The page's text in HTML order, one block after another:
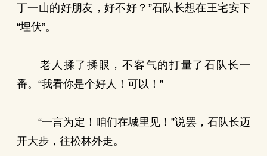
丁一山的好朋友，好不好？”石队长想在王宅安下
“埋伏”。
老人揉了揉眼，不客气的打量了石队长一
番。“我看你是个好人！可以！”
“一言为定！咱们在城里见！”说罢，石队长迈
开大步，往松林外走。